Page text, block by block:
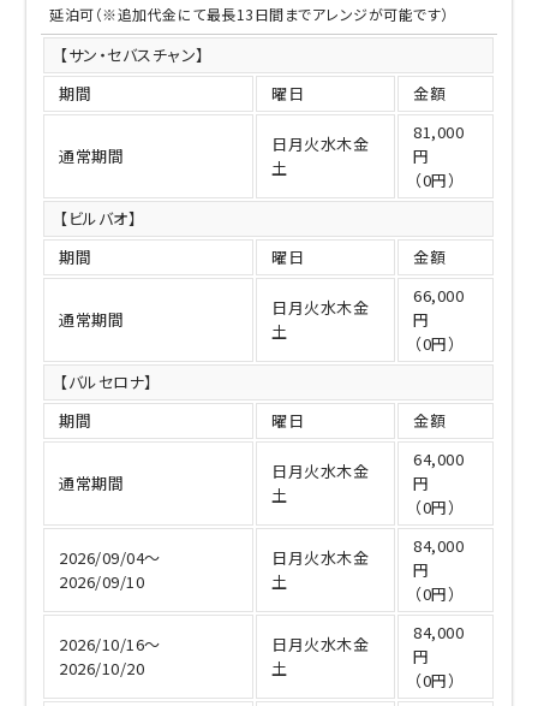
延泊可（※追加代金にて最長13日間までアレンジが可能です）
【サン・セバスチャン】
期間
曜日 金額
通常期間
日月火水木金
土
81,000
円
（0円）
【ビルバオ】
期間
曜日 金額
通常期間
日月火水木金
土
66,000
円
（0円）
【バルセロナ】
期間
曜日 金額
通常期間
日月火水木金
土
64,000
円
（0円）
2026/09/04～
2026/09/10
日月火水木金
土
84,000
円
（0円）
2026/10/16～
2026/10/20
日月火水木金
土
84,000
円
（0円）